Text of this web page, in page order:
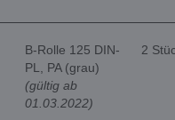
B-Rolle 125 DIN-
PL, PA (grau)
(gültig ab
01.03.2022)
2